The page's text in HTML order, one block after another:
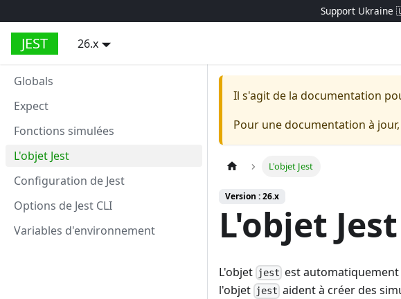
Support
JEST 26.x
Globals
Expect
Fonctions simulées
L'objet Jest
Configuration de Jest
Options de Jest CLI
Variables d'environnement
Il s'agit de la documentation
Pour une documentation à
L'objet Jest
Version : 26.x
L'objet Jest
L'objet jest est automatiquement
l'objet jest aident à créer des